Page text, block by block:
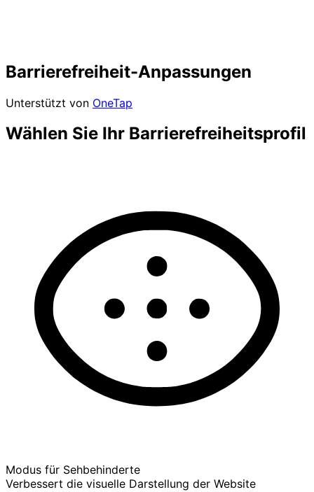
Barrierefreiheit-Anpassungen
Unterstützt von OneTap
Wählen Sie Ihr Barrierefreiheitsprofil
Modus für Sehbehinderte
Verbessert die visuelle Darstellung der Website